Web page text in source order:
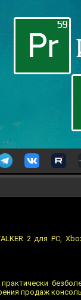
2 для PC,
продаж